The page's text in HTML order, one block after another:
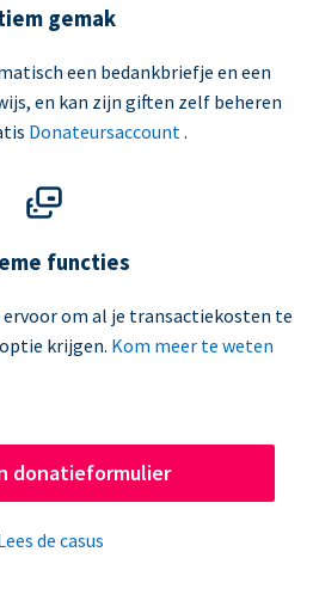
gemak
een bedankbriefje en een
en kan zijn giften zelf beheren
Donateursaccount.
functies
ervoor om al je transactiekosten te
krijgen. Kom meer te weten
donatieformulier
de casus